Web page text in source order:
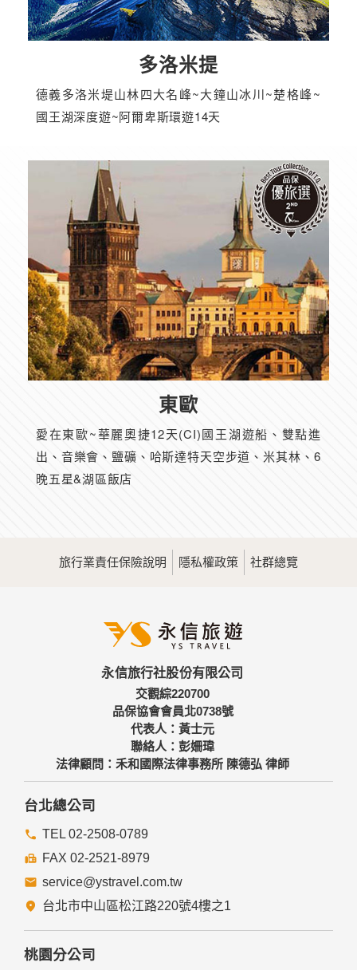
多洛米提
德義多洛米堤山林四大名峰~大鐘山冰川~楚格峰~
國王湖深度遊~阿爾卑斯環遊14天
東歐
愛在東歐~華麗奧捷12天(CI)國王湖遊船、雙點進
出、音樂會、鹽礦、哈斯達特天空步道、米其林、6
晚五星&湖區飯店
旅行業責任保險說明 隱私權政策 社群總覽
永信旅行社股份有限公司
交觀綜220700
品保協會會員北0738號
代表人：黃士元
聯絡人：彭姍瑋
法律顧問：禾和國際法律事務所 陳德弘 律師
台北總公司
TEL 02-2508-0789
FAX 02-2521-8979
service@ystravel.com.tw
台北市中山區松江路220號4樓之1
桃園分公司